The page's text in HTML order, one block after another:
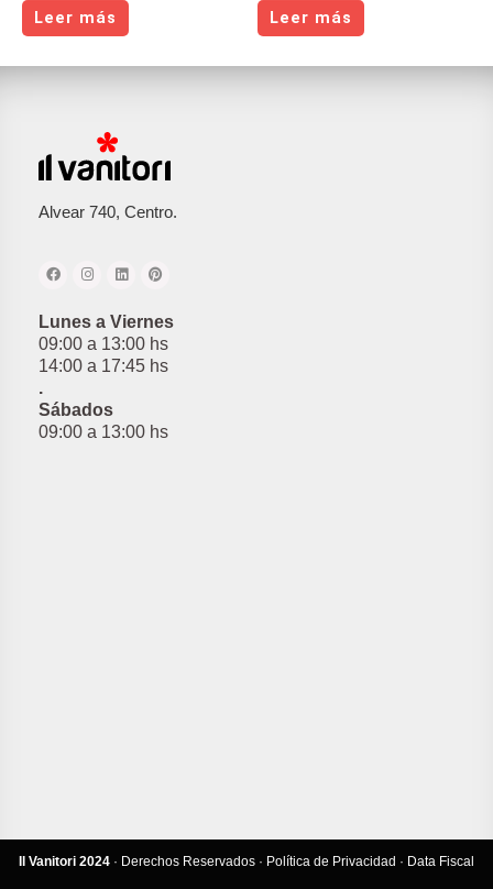
Leer más Leer más
Alvear 740, Centro.
Lunes a Viernes
09:00 a 13:00 hs
14:00 a 17:45 hs
.
Sábados
09:00 a 13:00 hs
Il Vanitori 2024 · Derechos Reservados · Política de Privacidad · Data Fiscal